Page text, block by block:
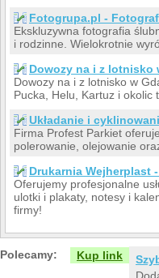
Fotogrupa.pl -
Ekskluzywna fotografia
i rodzinne. Wielokrotnie
Dowozy na i z lotnisko
Dowozy na i z lotnisko w
Pucka, Helu, Kartuz i okolic
Układanie i
Firma Profest Parkiet
polerowanie, olejowanie
Drukarnia Wejherplast
Oferujemy profesjonalne
ulotki i plakaty, notesy i
firmy!
Polecamy: Kup link